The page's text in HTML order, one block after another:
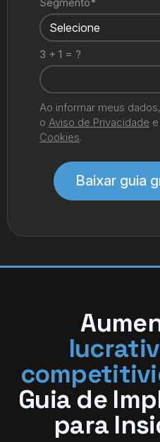
3 + 1 = ?
Ao informar meus
o Aviso de Privacidade
Cookies.
Baixar guia
Guia de
para